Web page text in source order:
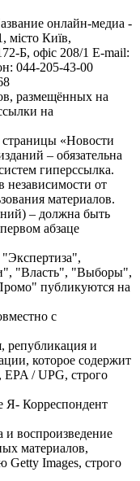
онлайн-медиа -
місто Київ,
Б, офіс 208/1 E-mail:
044-205-43-00
размещённых на
на
«Новости
– обязательна
гиперссылка.
от
материалов.
– должна быть
абзаце
"Власть", "Выборы",
публикуются на
с
републикация и
которое содержит
/ UPG, строго
Я- Корреспондент
и воспроизведение
материалов,
Getty Images, строго